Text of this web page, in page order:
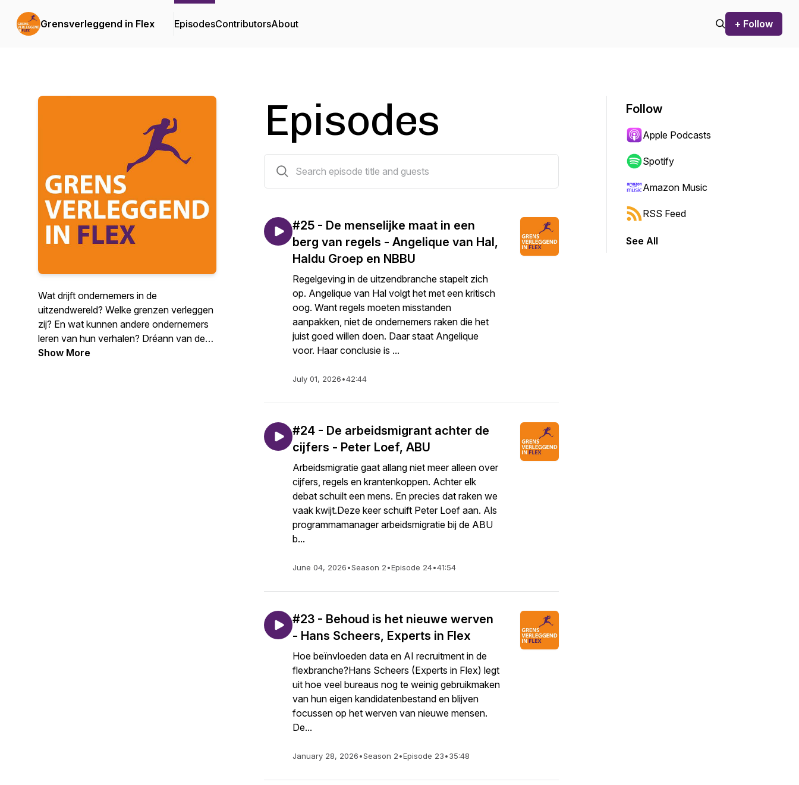
Grensverleggend in Flex EpisodesContributorsAbout + Follow
Wat drijft ondernemers in de
uitzendwereld? Welke grenzen verleggen
zij? En wat kunnen andere ondernemers
leren van hun verhalen? Dréann van den
Akker zijn co-hosts Eva Damen en
Show More
Episodes
#25 - De menselijke maat in een
berg van regels - Angelique van Hal,
Haldu Groep en NBBU
Regelgeving in de uitzendbranche stapelt zich
op. Angelique van Hal volgt het met een kritisch
oog. Want regels moeten misstanden
aanpakken, niet de ondernemers raken die het
juist goed willen doen. Daar staat Angelique
voor. Haar conclusie is ...
July 01, 2026•42:44
#24 - De arbeidsmigrant achter de
cijfers - Peter Loef, ABU
Arbeidsmigratie gaat allang niet meer alleen over
cijfers, regels en krantenkoppen. Achter elk
debat schuilt een mens. En precies dat raken we
vaak kwijt.Deze keer schuift Peter Loef aan. Als
programmamanager arbeidsmigratie bij de ABU
b...
June 04, 2026•Season 2•Episode 24•41:54
#23 - Behoud is het nieuwe werven
- Hans Scheers, Experts in Flex
Hoe beïnvloeden data en AI recruitment in de
flexbranche?Hans Scheers (Experts in Flex) legt
uit hoe veel bureaus nog te weinig gebruikmaken
van hun eigen kandidatenbestand en blijven
focussen op het werven van nieuwe mensen.
De...
January 28, 2026•Season 2•Episode 23•35:48
Follow
Apple Podcasts
Spotify
Amazon Music
RSS Feed
See All